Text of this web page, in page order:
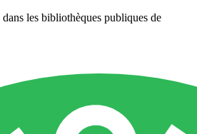
les bibliothèques publiques de